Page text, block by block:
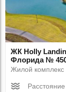
ЖК Holly
Флорида №
Жилой комплекс